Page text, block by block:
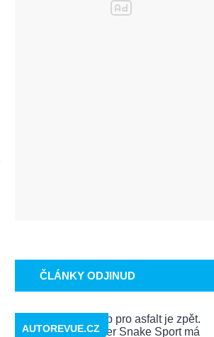
ČLÁNKY ODJINUD
AUTOREVUE.CZ